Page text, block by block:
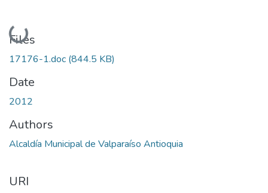
Loading...
Files
17176-1.doc (844.5 KB)
Date
2012
Authors
Alcaldía Municipal de Valparaíso Antioquia
URI